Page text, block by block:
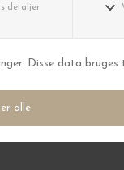
DKK 589,00